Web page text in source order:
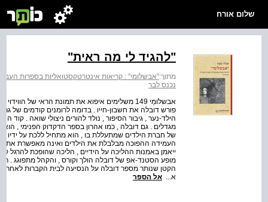
שלום אורח
"להגיד לי מה ראית"
מתוך:"אבשלומי" : קריאות אינטרטקסטואליות בספרות
נכנס לבר
אבשלומַי 149 משלימים איפוא את תמונת הראי של
הילד-נער , גיבור הסיפור , נולד להורים ניצולי שואה .
מגדלים . גם דובלה , כמו אהרון בספר הדקדוק הפנימי , הוא
של חברת הילדים שמתעללת בו , הוא מתחיל ללכת על ידיו ,
העמידה ההפוכה מבלבלת את הילדים ואינה מאפשרת את
ייאמן באמנות ההליכה על הידיים , הליכה שהופכת להרגל
מופע הסטנד-אפ של דובלה הולך וקורס , והקהל מתפוגג .
הקטן שנותר מספר דובלה על הנסיעה לבית הקברות לאחר
א... אל הספר